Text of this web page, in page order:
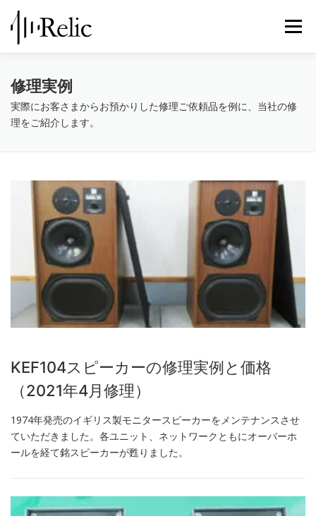
ン
メニュ
レリックについて
STORE お知らせ
修理実例
実際にお客さまからお預かりした修理ご依頼品を例に、当社の修
理をご紹介します。
KEF104スピーカーの修理実例と価格
（2021年4月修理）
1974年発売のイギリス製モニタースピーカーをメンテナンスさせ
ていただきました。各ユニット、ネットワークともにオーバーホ
ールを経て銘スピーカーが甦りました。